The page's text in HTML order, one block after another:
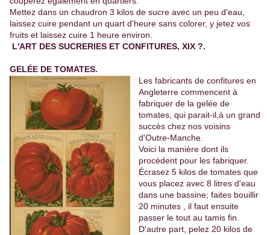
Mettez dans un chaudron 3 kilos de sucre avec un peu d'eau,
laissez cuire pendant un quart d'heure sans colorer, y jetez vos
fruits et laissez cuire 1 heure environ.
L'ART DES SUCRERIES ET CONFITURES, XIX ?.
GELÉE DE TOMATES.
Les fabricants de confitures en
Angleterre commencent à
fabriquer de la gelée de
tomates, qui parait-il,à un grand
succès chez nos voisins
d'Outre-Manche.
Voici la manière dont ils
procèdent pour les fabriquer.
Écrasez 5 kilos de tomates que
vous placez avec 8 litres d'eau
dans une bassine; faites bouillir
20 minutes , il faut ensuite
passer le tout au tamis fin.
D'autre part, pelez 20 kilos de